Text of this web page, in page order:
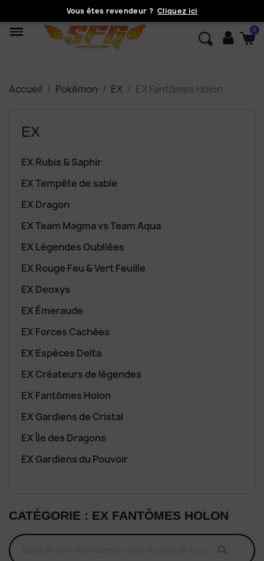
Vous êtes revendeur ? Cliquez ici
Accueil Pokémon EX EX Fantômes Holon
EX
EX Rubis & Saphir
EX Tempête de sable
EX Dragon
EX Team Magma vs Team Aqua
EX Légendes Oubliées
EX Rouge Feu & Vert Feuille
EX Deoxys
EX Émeraude
EX Forces Cachées
EX Espèces Delta
EX Créateurs de légendes
EX Fantômes Holon
EX Gardiens de Cristal
EX Île des Dragons
EX Gardiens du Pouvoir
CATÉGORIE : EX FANTÔMES HOLON
